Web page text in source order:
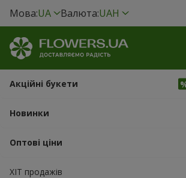
Мова:UA Валюта:UAH
Акційні букети
Новинки
Оптові ціни
ХІТ продажів